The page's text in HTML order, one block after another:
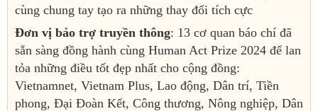
cùng chung tay tạo ra những thay đổi tích cực
Đơn vị bảo trợ truyền thông: 13 cơ quan báo chí đã
sẵn sàng đồng hành cùng Human Act Prize 2024 để lan
tỏa những điều tốt đẹp nhất cho cộng đồng:
Vietnamnet, Vietnam Plus, Lao động, Dân trí, Tiền
phong, Đại Đoàn Kết, Công thương, Nông nghiệp, Dân